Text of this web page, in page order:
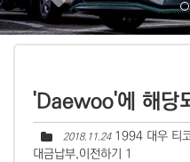
'Daewoo'에 해당
2018.11.24 1994 대우 티
대금납부,이전하기
1